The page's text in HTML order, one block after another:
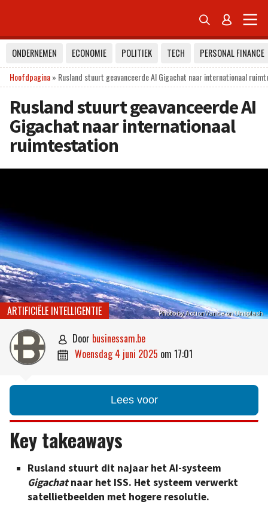
 
ONDERNEMEN ECONOMIE POLITIEK TECH
PERSONAL FINANCE
Hoofdpagina» Rusland stuurt geavanceerde AI Gigachat naar internationaal
Rusland stuurt geavanceerde AI
Gigachat naar internationaal
ruimtestation
Photo by ActionVance on Unsplash
ARTIFICIËLE INTELLIGENTIE
 door businessam.be
 woensdag 4 juni 2025 om 17:01
Lees voor
Key takeaways
Rusland stuurt dit najaar het AI-systeem
Gigachatnaar het ISS. Het systeem verwerkt
satellietbeelden met hogere resolutie.